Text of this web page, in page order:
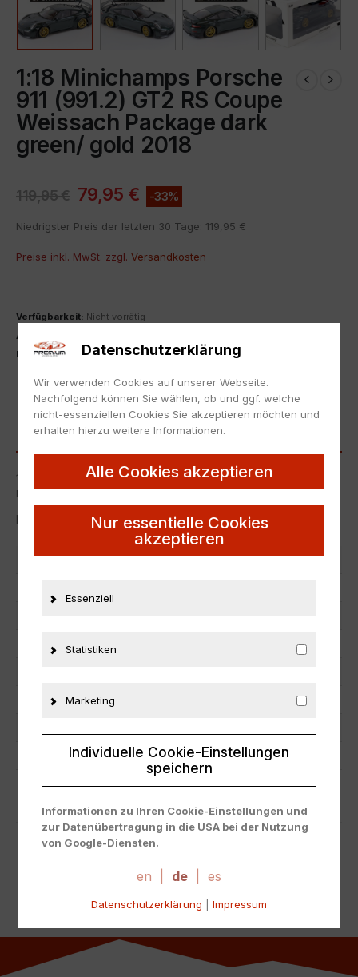
1:18 Minichamps Porsche
911 (991.2) GT2 RS Coupe
Weissach Package dark
green/ gold 2018
119,95€ 79,95 € -33%
Niedrigster Preis der letzten 30 Tage: 119,95 €
Preise inkl. MwSt. zzgl. Versandkosten
Verfügbarkeit: Nicht vorrätig
Artikelnummer:
Kategorie:
1:18,Porsche,Sonderangebote
ZUR MERKLISTE HINZUFÜGEN
BESCHREIBUNG
1:18 Minichamps Porsche 911 (991.2) GT2 RS Coupe Weissach
Package dark green/ gold 2018
Neu in Originalverpackung.
Artikelnummer 21886
Maßstab
Herstellernummer
Fahrzeugmarke Porsche
PRODUKTSICHERHEIT
Datenschutzerklärung
Wir verwenden Cookies auf unserer Webseite.
Nachfolgend können Sie wählen, ob und ggf. welche
nicht-essenziellen Cookies Sie akzeptieren möchten und
erhalten hierzu weitere Informationen.
Alle Cookies akzeptieren
Nur essentielle Cookies
akzeptieren
Essenziell
Statistiken
Marketing
Individuelle Cookie-Einstellungen
speichern
Informationen zu Ihren Cookie-Einstellungen und
zur Datenübertragung in die USA bei der Nutzung
von Google-Diensten.
Cookies sind absolut notwendig, um unsere Website
werden nur gesetzt, wenn Sie ihrer Verwendung
Über die Auswahl bestimmter Cookies in den
Akkordeon-Elementen können Sie wählen, ob Sie "nur
en de es
Datenschutzerklärung Impressum